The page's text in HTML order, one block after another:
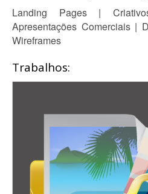
Landing Pages |
Apresentações Comerciais |
Wireframes
Trabalhos: